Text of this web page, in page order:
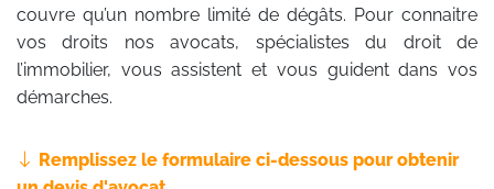
couvre qu’un nombre limité de dégâts. Pour connaitre
vos droits nos avocats, spécialistes du droit de
l’immobilier, vous assistent et vous guident dans vos
démarches.
Remplissez le formulaire ci-dessous pour obtenir